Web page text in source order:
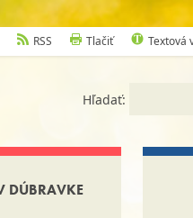
RSS Tlačiť Textová
Hľadať:
DÚBRAVKE